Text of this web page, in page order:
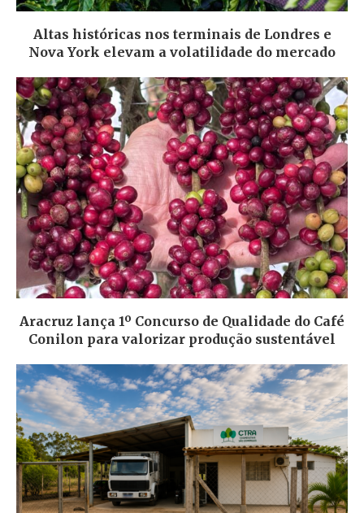
Altas históricas nos terminais de Londres e
Nova York elevam a volatilidade do mercado
Aracruz lança 1º Concurso de Qualidade do Café
Conilon para valorizar produção sustentável